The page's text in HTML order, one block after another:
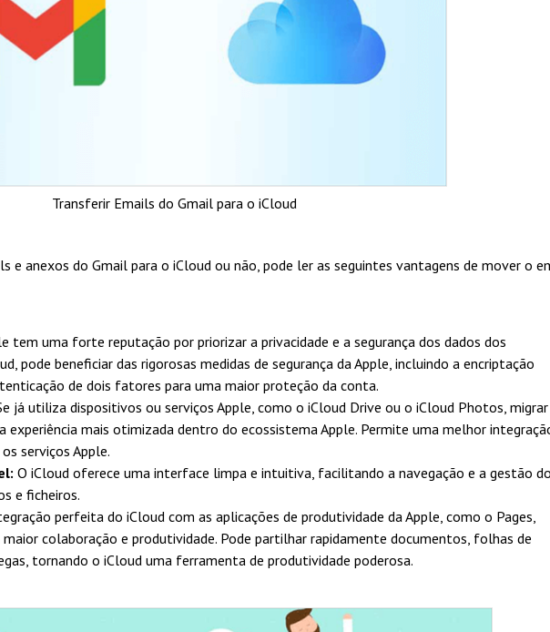
Transferir Emails do Gmail para o iCloud
e anexos do Gmail para o iCloud ou não, pode ler as seguintes vantagens de mover o
tem uma forte reputação por priorizar a privacidade e a segurança dos dados dos
pode beneficiar das rigorosas medidas de segurança da Apple, incluindo a encriptação
de dois fatores para uma maior proteção da conta.
já utiliza dispositivos ou serviços Apple, como o iCloud Drive ou o iCloud Photos, migrar
experiência mais otimizada dentro do ecossistema Apple. Permite uma melhor
serviços Apple.
O iCloud oferece uma interface limpa e intuitiva, facilitando a navegação e a gestão
e ficheiros.
perfeita do iCloud com as aplicações de produtividade da Apple, como o Pages,
colaboração e produtividade. Pode partilhar rapidamente documentos, folhas de
tornando o iCloud uma ferramenta de produtividade poderosa.